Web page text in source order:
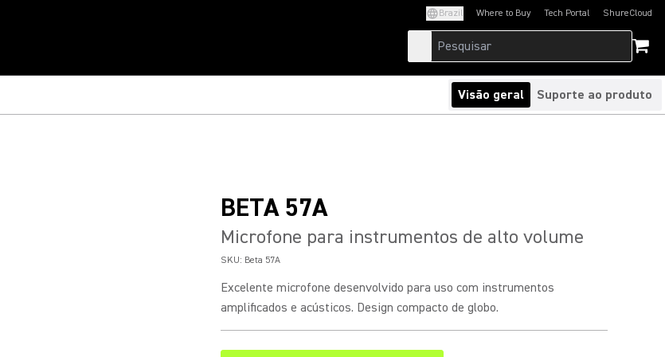
Brazil Where to Buy Tech Portal
(Opens in a new tab)ShureCloud
(Opens in a new
Visão geral Suporte ao produto
BETA 57A
Microfone para instrumentos de alto volume
SKU: Beta 57A
Excelente microfone desenvolvido para uso com instrumentos
amplificados e acústicos. Design compacto de globo.